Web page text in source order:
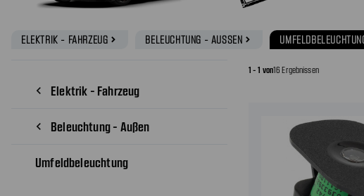
ELEKTRIK - FAHRZEUG navigate_next BELEUCHTUNG - AUSSEN navigate_next
navigate_before Elektrik - Fahrzeug
navigate_before Beleuchtung - Außen
Umfeldbeleuchtung
1 - 1 von16 Ergebnissen